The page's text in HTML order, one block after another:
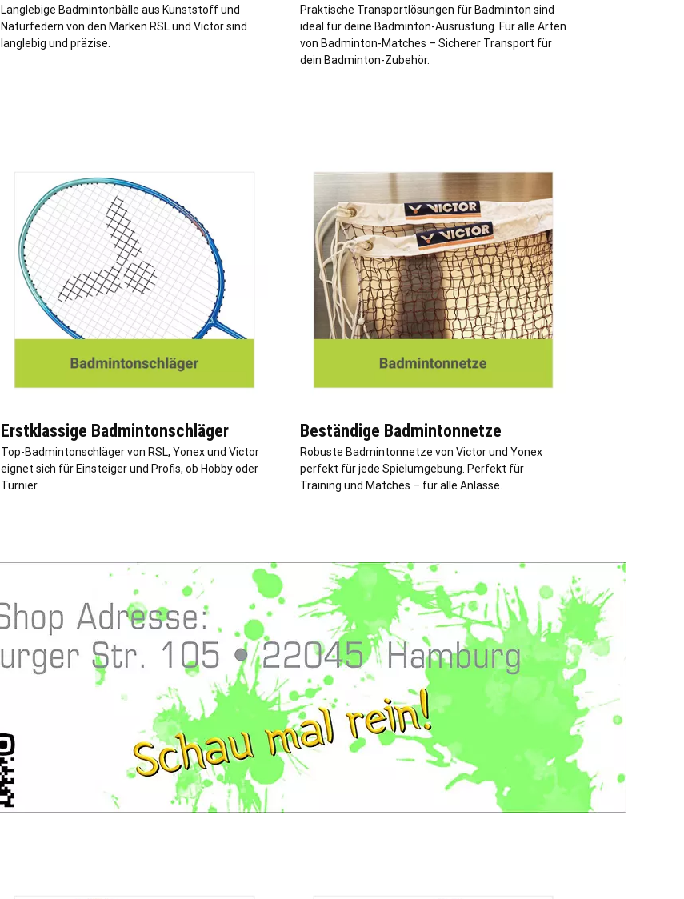
Langlebige Badmintonbälle aus Kunststoff und
Naturfedern von den Marken RSL und Victor sind
langlebig und präzise.
Praktische Transportlösungen für Badminton sind
ideal für deine Badminton-Ausrüstung. Für alle Arten
von Badminton-Matches – Sicherer Transport für
dein Badminton-Zubehör.
Erstklassige Badmintonschläger
Top-Badmintonschläger von RSL, Yonex und Victor
eignet sich für Einsteiger und Profis, ob Hobby oder
Turnier.
Beständige Badmintonnetze
Robuste Badmintonnetze von Victor und Yonex
perfekt für jede Spielumgebung. Perfekt für
Training und Matches – für alle Anlässe.